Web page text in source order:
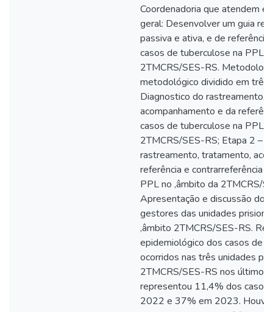
Coordenadoria que atendem
geral: Desenvolver um guia
passiva e ativa, e de
casos de tuberculose na PPL
2TMCRS/SES-RS.
metodológico dividido em três
Diagnostico do rastreamento,
acompanhamento e da
casos de tuberculose na PPL
2TMCRS/SES-RS; Etapa 2 –
rastreamento, tratamento,
referência e contrarreferência
PPL no ‚âmbito da 2TMCRS/
Apresentação e discussão do
gestores das unidades
‚âmbito 2TMCRS/SES-RS.
epidemiológico dos casos de
ocorridos nas três unidades
2TMCRS/SES-RS nos últimos
representou 11,4% dos casos
2022 e 37% em 2023.